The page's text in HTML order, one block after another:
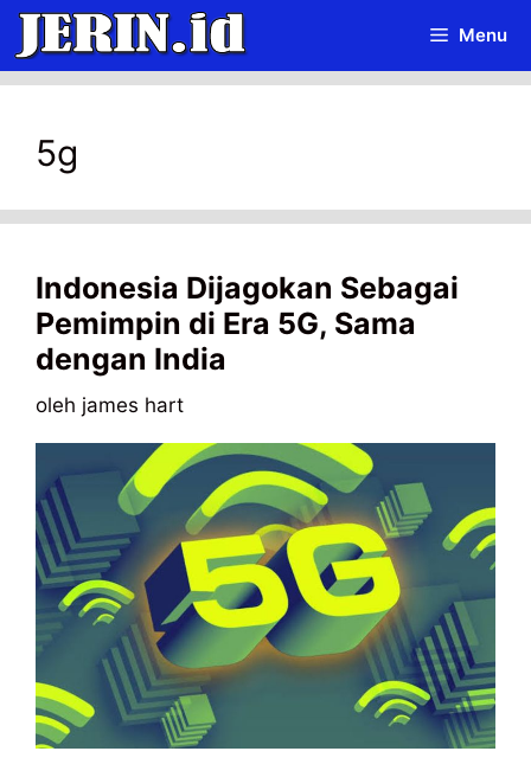
Langsung
isi
Menu
5g
Indonesia Dijagokan Sebagai
Pemimpin di Era 5G, Sama
dengan India
oleh james hart